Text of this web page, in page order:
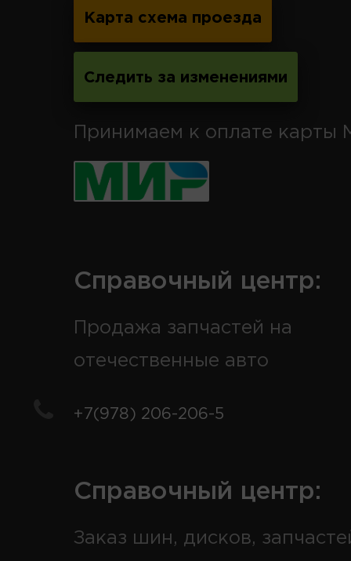
Карта схема проезда
Следить за изменениями
Принимаем к оплате карты
Справочный центр:
Продажа запчастей на
отечественные авто
+7(978) 206-206-5
Справочный центр:
Заказ шин, дисков,